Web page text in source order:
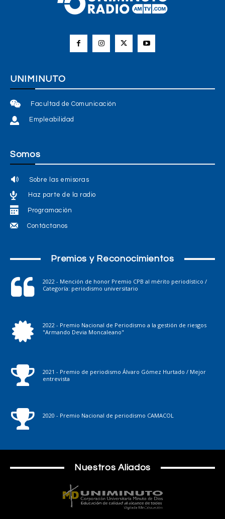
UNIMINUTO
Facultad de Comunicación
Empleabilidad
Somos
Sobre las emisoras
Haz parte de la radio
Programación
Contáctanos
Premios y Reconocimientos
2022 - Mención de honor Premio CPB al mérito periodístico /
Categoría: periodismo universitario
2022 - Premio Nacional de Periodismo a la gestión de riesgos
"Armando Devia Moncaleano"
2021 - Premio de periodismo Álvaro Gómez Hurtado / Mejor
entrevista
2020 - Premio Nacional de periodismo CAMACOL
Nuestros Aliados